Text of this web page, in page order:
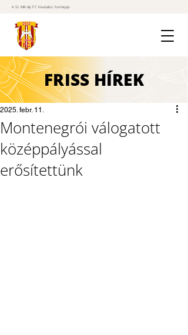
A St. Mihály FC hivatalos honlapja
FRISS HÍREK
Montenegrói válogatott
középpályással
erősítettünk
2025. febr. 11.